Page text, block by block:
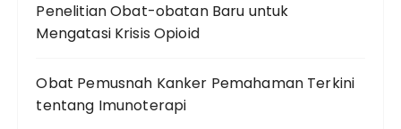
Penelitian Obat-obatan Baru untuk
Mengatasi Krisis Opioid
Obat Pemusnah Kanker Pemahaman Terkini
tentang Imunoterapi